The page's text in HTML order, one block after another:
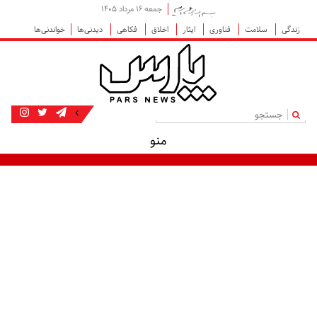
جمعه ۱۶ مرداد ۱۴۰۵
زندگی
سلامت فناوری ایثار اخلاق فکاهی دیدنی‌ها خواندنی‌ها
|
منو